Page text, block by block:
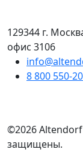
129344 г.
офис 3106
8 800 550-
©2026
защищены.